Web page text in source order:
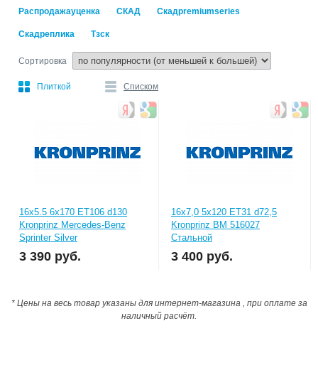
Распродажауценка СКАД Скадpremiumseries
Скадреплика Тзск
Сортировка
Плиткой Списком
16x5.5 6x170 ET106 d130
Kronprinz Mercedes-Benz
Sprinter Silver
3 390 руб.
16x7,0 5x120 ET31 d72,5
Kronprinz BM 516027
Стальной
3 400 руб.
* Цены на весь товар указаны для интернет-магазина , при оплате за
наличный расчёт.